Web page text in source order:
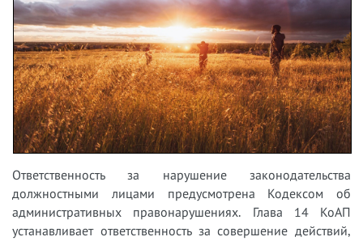
Ответственность за нарушение законодательства
должностными лицами предусмотрена Кодексом об
административных правонарушениях. Глава 14 КоАП
устанавливает ответственность за совершение действий,